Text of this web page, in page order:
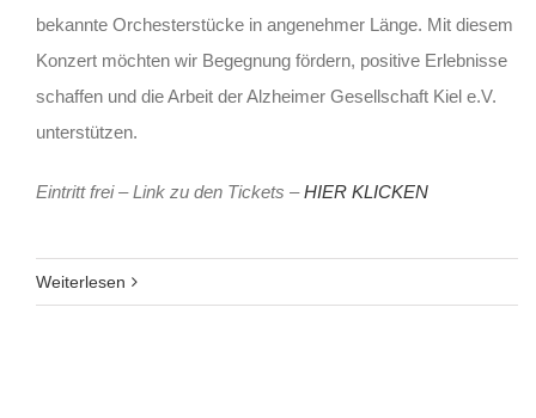
bekannte Orchesterstücke in angenehmer Länge. Mit diesem
Konzert möchten wir Begegnung fördern, positive Erlebnisse
schaffen und die Arbeit der Alzheimer Gesellschaft Kiel e.V.
unterstützen.
Eintritt frei – Link zu den Tickets –HIER KLICKEN
Weiterlesen